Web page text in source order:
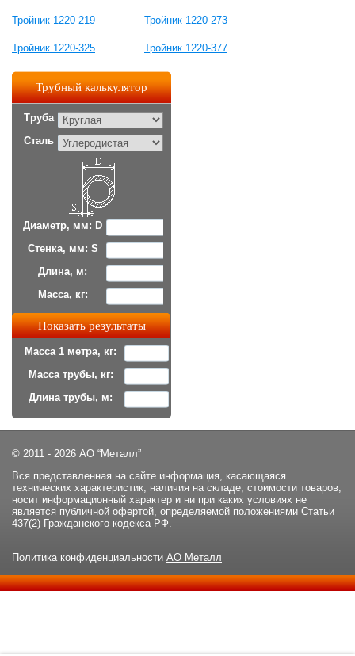
Тройник 1220-219 Тройник 1220-273
Тройник 1220-325 Тройник 1220-377
Трубный калькулятор
Труба
Сталь
Диаметр, мм: D
Стенка, мм: S
Длина, м:
Масса, кг:
Масса 1 метра, кг:
Масса трубы, кг:
Длина трубы, м:
© 2011 - 2026 АО “Металл”
Вся представленная на сайте информация, касающаяся
технических характеристик, наличия на складе, стоимости товаров,
носит информационный характер и ни при каких условиях не
является публичной офертой, определяемой положениями Статьи
437(2) Гражданского кодекса РФ.
Политика конфиденциальности АО Металл